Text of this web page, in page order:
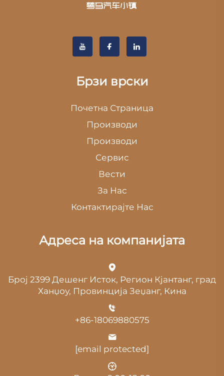
Брзи врски
Почетна Страница
Производи
Производи
Сервис
Вести
За Нас
Контактирајте Нас
Адреса на компанијата
Број 2399 Дешенг Исток, Регион Кјантанг, град
Ханџоу, Провинција Зеџанг, Кина
+86-18069880575
[email protected]